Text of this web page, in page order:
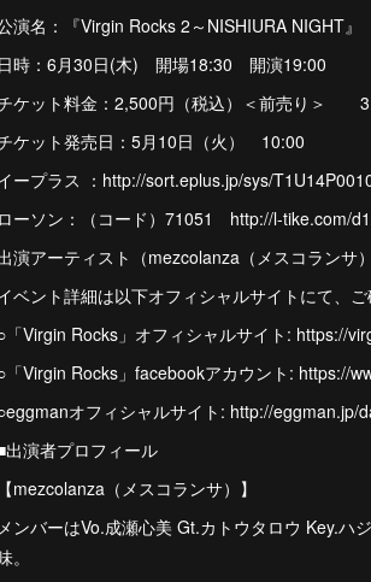
演名：『Virgin Rocks 2～NISHIURA NIGHT』
日時：6月30日(木) 開場18:30 開演
ケット料金：2,500円（税込）＜前売り＞
ケット発売日：5月10日（火） 10:00
ープラス ：http://sort.eplus.jp/sys/
ローソン：（コード）71051 http://l-tike.com/
演アーティスト（mezcolanza（メスコランサ
ベント詳細は以下オフィシャルサイトにて、ご
「Virgin Rocks」オフィシャルサイト: https://
「Virgin Rocks」facebookアカウント: https://
オフィシャルサイト: http://
出演者プロフィール
【mezcolanza（メスコランサ）】
メンバーはVo.成瀬心美 Gt.カトウタロウ Key.ハ
。